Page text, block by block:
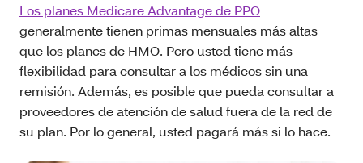
Los planes Medicare Advantage de PPO
generalmente tienen primas mensuales más altas
que los planes de HMO. Pero usted tiene más
flexibilidad para consultar a los médicos sin una
remisión. Además, es posible que pueda consultar a
proveedores de atención de salud fuera de la red de
su plan. Por lo general, usted pagará más si lo hace.